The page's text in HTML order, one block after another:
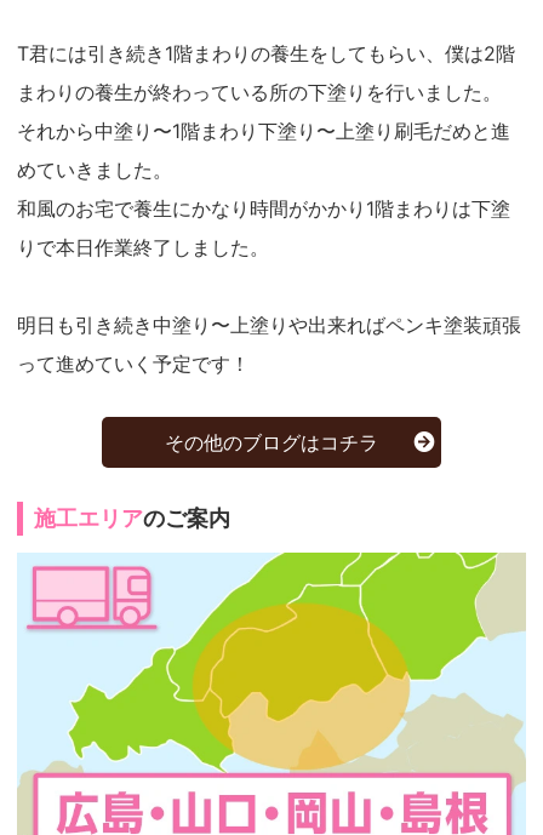
T君には引き続き1階まわりの養生をしてもらい、僕は2階
まわりの養生が終わっている所の下塗りを行いました。
それから中塗り〜1階まわり下塗り〜上塗り刷毛だめと進
めていきました。
和風のお宅で養生にかなり時間がかかり1階まわりは下塗
りで本日作業終了しました。
明日も引き続き中塗り〜上塗りや出来ればペンキ塗装頑張
って進めていく予定です！
その他のブログはコチラ
施工エリアのご案内